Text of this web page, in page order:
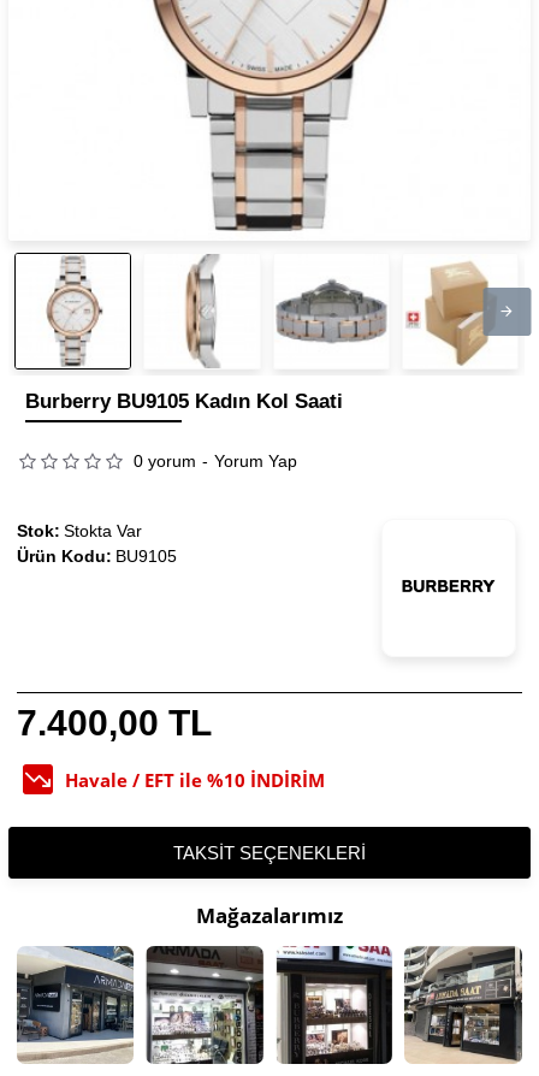
Burberry BU9105 Kadın Kol Saati
0 yorum - Yorum Yap
7.400,00 TL
Havale / EFT ile %10 İNDİRİM
Stok: Stokta Var
Ürün Kodu: BU9105
TAKSIT SEÇENEKLERI
Mağazalarımız